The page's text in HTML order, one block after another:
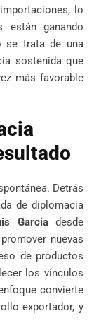
lo
están ganando
se trata de una
sostenida que
más favorable
Detrás
de diplomacia
Garcíadesde
nuevas
de productos
los vínculos
convierte
exportador, y